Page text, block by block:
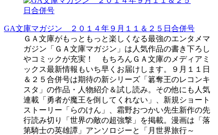
GA文庫マガジン ２０１４年９月１１＆２５日合併号
ＧＡ文庫がもっともっと楽しくなる最強のエンタメマ
ガジン「ＧＡ文庫マガジン」は人気作品の書き下ろし
やコミックが充実！ もちろんＧＡ文庫のメディアミ
ックス最新情報もいち早くお届けします。９月１１日
＆２５合併号は期待の新シリーズ「簒奪王のレコンキ
スタ」の作品・人物紹介＆試し読み。その他にも人気
連載「勇者が魔王を倒してくれない」、新規ショート
ストーリー「らのけん」、霜野おつかい先生新作の先
行読み切り「世界の敵の超強撃」を掲載。漫画は「落
第騎士の英雄譚」アンソロジーと「月世界旅行～